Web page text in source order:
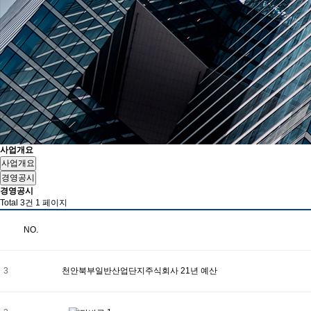
사업개요
사업개요
경영공시
경영공시
Total 3건 1 페이지
NO.
3 천안북부일반산업단지주식회사 21년 예산